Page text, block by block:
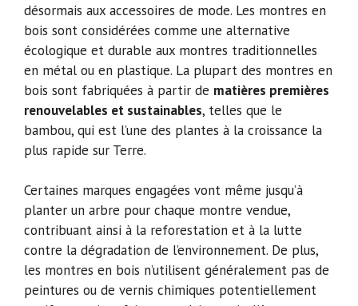
désormais aux accessoires de mode. Les montres en
bois sont considérées comme une alternative
écologique et durable aux montres traditionnelles
en métal ou en plastique. La plupart des montres en
bois sont fabriquées à partir de matières premières
renouvelables et sustainables, telles que le
bambou, qui est l’une des plantes à la croissance la
plus rapide sur Terre.
Certaines marques engagées vont même jusqu’à
planter un arbre pour chaque montre vendue,
contribuant ainsi à la reforestation et à la lutte
contre la dégradation de l’environnement. De plus,
les montres en bois n’utilisent généralement pas de
peintures ou de vernis chimiques potentiellement